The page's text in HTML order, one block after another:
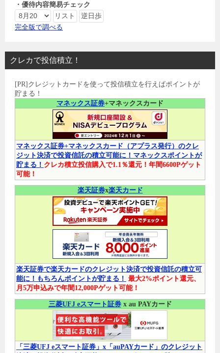
・優待内容簡易チェック
完全版で調べる
クレカで投信積立！
[PR]クレジットカードを使って投信積立を行えばポイントが
貯まる！
マネックス証券+マネックスカード
マネックス証券+マネックスカード（アプラス発行）のクレ
ジット決済で投資信託の積立可能に！マネックスポイントが
貯まる！ クレカ積立投信購入で1.1％還元！年間6600Pゲット
可能！
楽天証券x楽天カード
楽天証券で楽天カードのクレジット決済で投資信託の積立可
能に！もちろんポイントが貯まる！ 最大2%ポイント還元、
月5万申込みで年間12,000Pゲット可能！
三菱UFJ eスマート証券x au PAYカード
「三菱UFJ eスマート証券」x「auPAYカード」のクレジット